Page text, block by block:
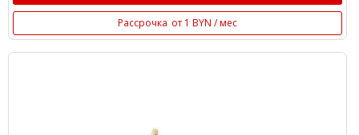
Рассрочка от 1 BYN / мес